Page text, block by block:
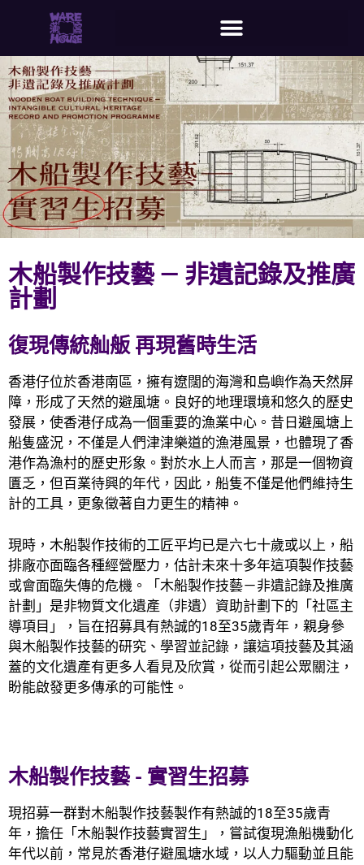
木船製作技藝 — 非遺記錄及推廣
計劃
復現傳統舢舨 再現舊時生活
香港仔位於香港南區，擁有遼闊的海灣和島嶼作為天然屏
障，形成了天然的避風塘。良好的地理環境和悠久的歷史
發展，使香港仔成為一個重要的漁業中心。昔日避風塘上
船隻盛況，不僅是人們津津樂道的漁港風景，也體現了香
港作為漁村的歷史形象。對於水上人而言，那是一個物資
匱乏，但百業待興的年代，因此，船隻不僅是他們維持生
計的工具，更象徵著自力更生的精神。
現時，木船製作技術的工匠平均已是六七十歲或以上，船
排廠亦面臨各種經營壓力，估計未來十多年這項製作技藝
或會面臨失傳的危機。「木船製作技藝－非遺記錄及推廣
計劃」是非物質文化遺產（非遺）資助計劃下的「社區主
導項目」，旨在招募具有熱誠的18至35歲青年，親身參
與木船製作技藝的研究、學習並記錄，讓這項技藝及其涵
蓋的文化遺產有更多人看見及欣賞，從而引起公眾關注，
盼能啟發更多傳承的可能性 。
木船製作技藝 - 實習生招募
現招募一群對木船製作技藝製作有熱誠的18至35歲青
年，擔任「木船製作技藝實習生」，嘗試復現漁船機動化
年代以前，常見於香港仔避風塘水域，以人力驅動並且能